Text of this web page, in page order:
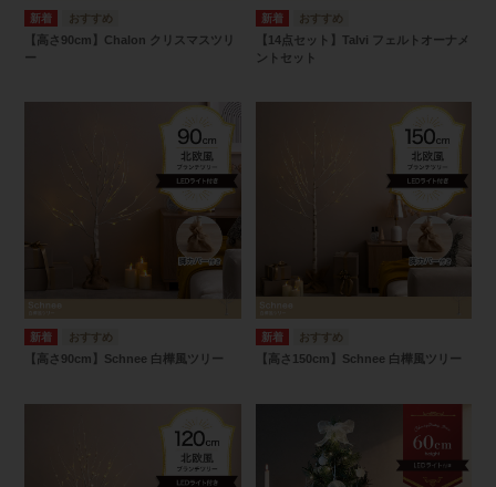
【高さ90cm】Chalon クリスマスツリ
ー
【14点セット】Talvi フェルトオーナメ
ントセット
【高さ90cm】Schnee 白樺風ツリー 【高さ150cm】Schnee 白樺風ツリー